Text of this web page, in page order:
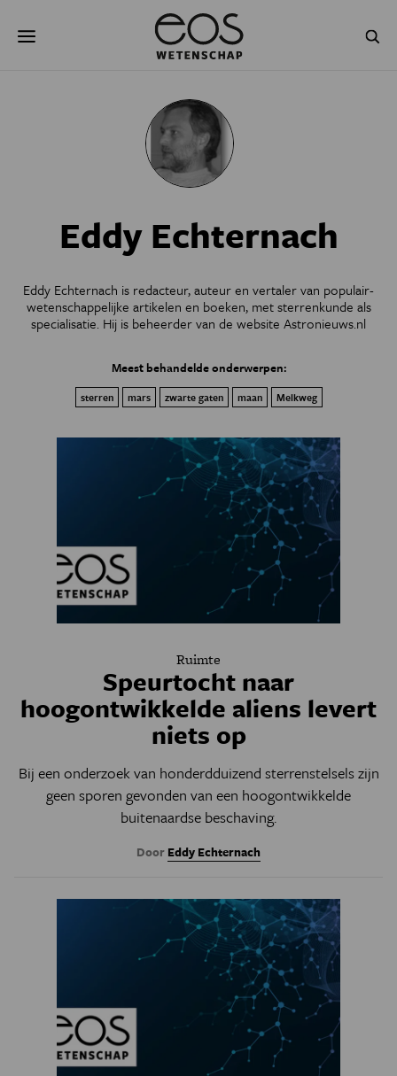
naar
NATUURWETENSCHAPPEN
PSYCHE & BREIN BLOGS
JONGE UITDAGERS
Eddy Echternach
Eddy Echternach is redacteur, auteur en vertaler van populair-
wetenschappelijke artikelen en boeken, met sterrenkunde als
specialisatie. Hij is beheerder van de website Astronieuws.nl
Meest behandelde onderwerpen:
sterren mars zwarte gaten maan Melkweg
Ruimte
Speurtocht naar
hoogontwikkelde aliens levert
niets op
Bij een onderzoek van honderdduizend sterrenstelsels zijn
geen sporen gevonden van een hoogontwikkelde
buitenaardse beschaving.
Door Eddy Echternach